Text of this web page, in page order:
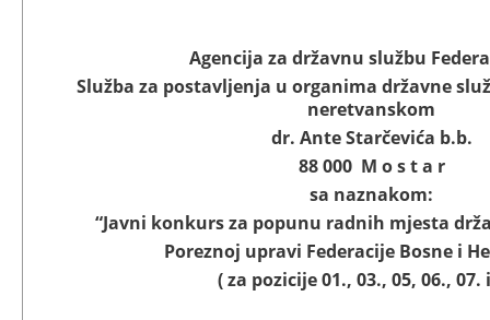
Agencija za državnu službu
Služba za postavljenja u organima državne
neretvanskom
dr. Ante Starčevića b.b.
88 000 M o s t a r
sa naznakom:
“Javni konkurs za popunu radnih mjesta
Poreznoj upravi Federacije Bosne i
( za pozicije 01., 03., 05, 06., 07.